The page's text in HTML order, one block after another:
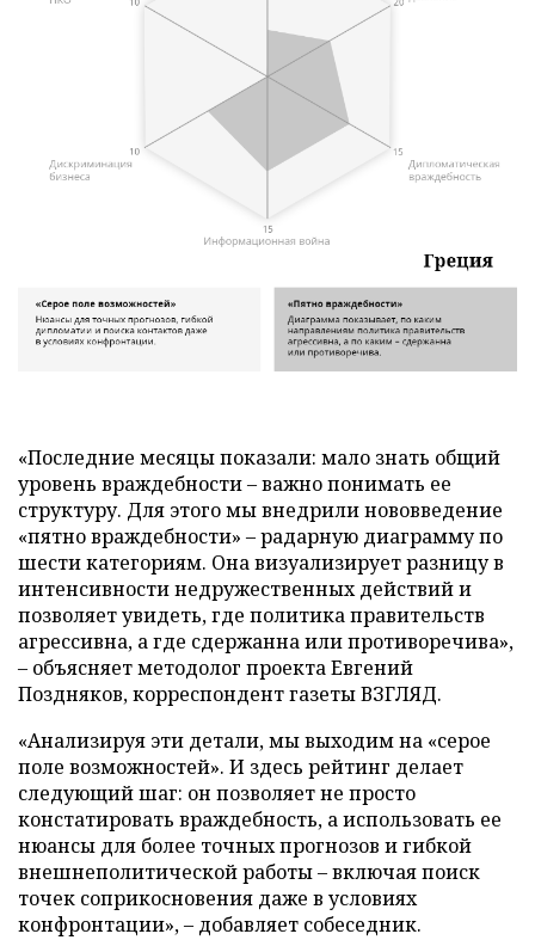
«Последние месяцы показали: мало знать общий
уровень враждебности – важно понимать ее
структуру. Для этого мы внедрили нововведение
«пятно враждебности» – радарную диаграмму по
шести категориям. Она визуализирует разницу в
интенсивности недружественных действий и
позволяет увидеть, где политика правительств
агрессивна, а где сдержанна или противоречива»,
– объясняет методолог проекта Евгений
Поздняков, корреспондент газеты ВЗГЛЯД.
«Анализируя эти детали, мы выходим на «серое
поле возможностей». И здесь рейтинг делает
следующий шаг: он позволяет не просто
констатировать враждебность, а использовать ее
нюансы для более точных прогнозов и гибкой
внешнеполитической работы – включая поиск
точек соприкосновения даже в условиях
конфронтации», – добавляет собеседник.